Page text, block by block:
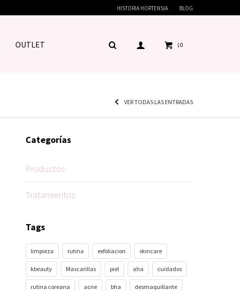
OUTLET $0
HISTORIA HORTENSIA BLOG
VER TODAS LAS ENTRADAS
Categorías
Productos
Tratamientos
Tags
limpieza rutina exfoliacion skincare
kbeauty Mascarillas piel aha cuidados
rutina coreana acne bha desmaquillante